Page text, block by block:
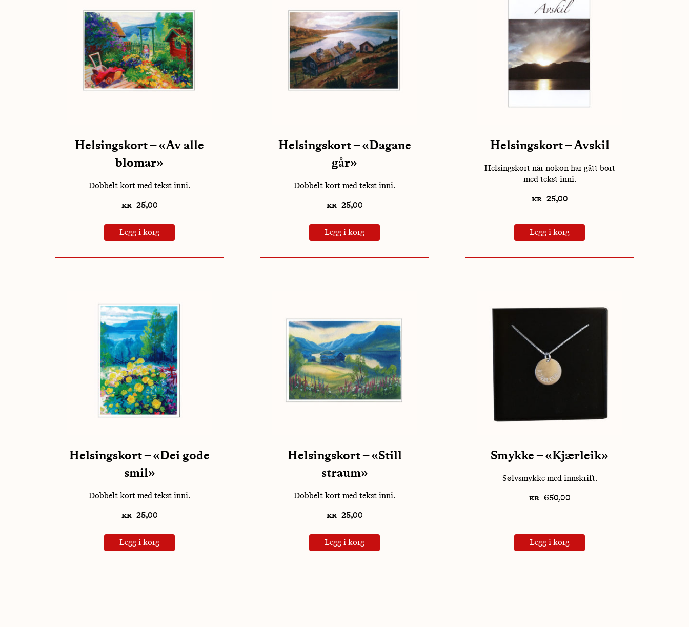
Helsingskort – «Av alle
blomar»
Dobbelt kort med tekst inni.
kr 25,00
Legg i korg
Helsingskort – «Dagane
går»
Dobbelt kort med tekst inni.
kr 25,00
Legg i korg
Helsingskort – Avskil
Helsingskort når nokon har gått bort
med tekst inni.
kr 25,00
Legg i korg
Helsingskort – «Dei gode
smil»
Dobbelt kort med tekst inni.
kr 25,00
Legg i korg
Helsingskort – «Still
straum»
Dobbelt kort med tekst inni.
kr 25,00
Legg i korg
Smykke – «Kjærleik»
Sølvsmykke med innskrift.
kr 650,00
Legg i korg